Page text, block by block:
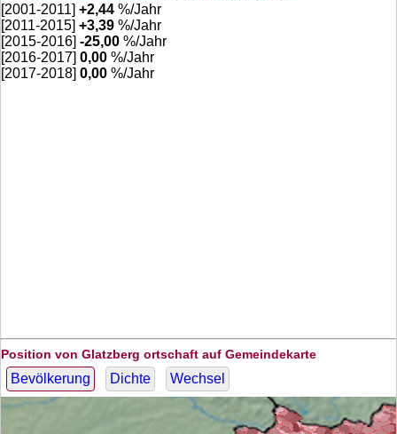
[2001-2011] +2,44 %/Jahr
[2011-2015] +3,39 %/Jahr
[2015-2016] -25,00 %/Jahr
[2016-2017] 0,00 %/Jahr
[2017-2018] 0,00 %/Jahr
Position von Glatzberg ortschaft auf Gemeindekarte
Bevölkerung Dichte Wechsel